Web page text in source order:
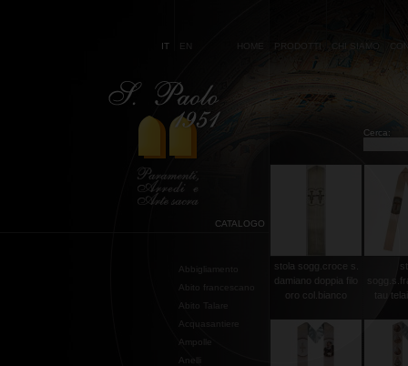
IT EN HOME PRODOTTI CHI SIAMO
Cerca:
CATALOGO
Abbigliamento
Abito francescano
Abito Talare
Acquasantiere
Ampolle
Anelli
stola sogg.croce s.
damiano doppia filo
oro col.bianco
tau